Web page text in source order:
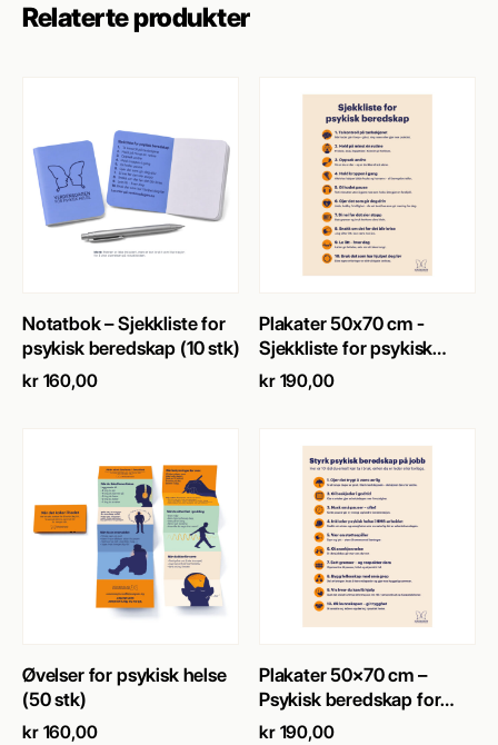
Relaterte produkter
SE PRODUKT→
Notatbok – Sjekkliste for
psykisk beredskap (10 stk)
kr160,00
SE PRODUKT→
Plakater 50x70 cm -
Sjekkliste for psykisk
beredskap (5 stk)
kr190,00
SE PRODUKT→
Øvelser for psykisk helse
(50 stk)
kr160,00
SE PRODUKT→
Plakater 50×70 cm –
Psykisk beredskap for
arbeidsplassen (5 stk)
kr190,00